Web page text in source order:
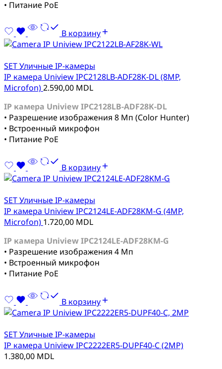
• Питание PoE
В корзину
SET Уличные IP-камеры
IP камера Uniview IPC2128LB-ADF28K-DL (8MP,
Microfon)2.590,00 MDL
IP камера Uniview IPC2128LB-ADF28K-DL
• Разрешение изображения 8 Мп (Color Hunter)
• Встроенный микрофон
• Питание PoE
В корзину
SET Уличные IP-камеры
IP камера Uniview IPC2124LE-ADF28KM-G (4MP,
Microfon) 1.720,00 MDL
IP камера Uniview IPC2124LE-ADF28KM-G
• Разрешение изображения 4 Мп
• Встроенный микрофон
• Питание PoE
В корзину
SET Уличные IP-камеры
IP камера Uniview IPC2222ER5-DUPF40-C (2MP)
1.380,00 MDL